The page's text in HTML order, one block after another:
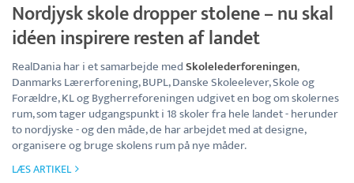
Nordjysk skole dropper stolene – nu skal
idéen inspirere resten af landet
RealDania har i et samarbejde medSkolelederforeningen,
Danmarks Lærerforening, BUPL, Danske Skoleelever, Skole og
Forældre, KL og Bygherreforeningen udgivet en bog om skolernes
rum, som tager udgangspunkt i 18 skoler fra hele landet - herunder
to nordjyske - og den måde, de har arbejdet med at designe,
organisere og bruge skolens rum på nye måder.
LÆS ARTIKEL